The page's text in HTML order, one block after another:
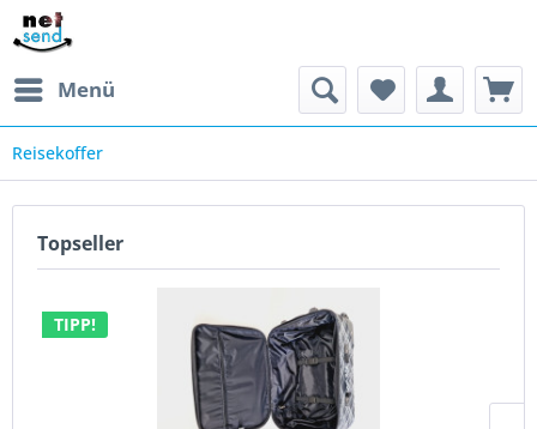
Menü
Reisekoffer
Topseller
TIPP!